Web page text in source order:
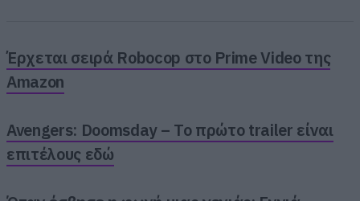
Έρχεται σειρά Robocop στο Prime Video της
Amazon
Avengers: Doomsday – Το πρώτο trailer είναι
επιτέλους εδώ